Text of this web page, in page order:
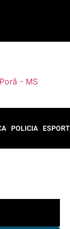
POLICIA